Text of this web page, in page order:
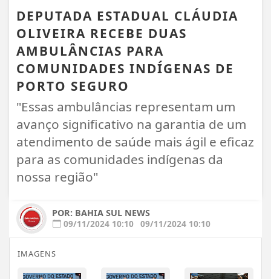
DEPUTADA ESTADUAL CLÁUDIA
OLIVEIRA RECEBE DUAS
AMBULÂNCIAS PARA
COMUNIDADES INDÍGENAS DE
PORTO SEGURO
"Essas ambulâncias representam um
avanço significativo na garantia de um
atendimento de saúde mais ágil e eficaz
para as comunidades indígenas da
nossa região"
POR: BAHIA SUL NEWS
09/11/2024 10:10
09/11/2024 10:10
IMAGENS